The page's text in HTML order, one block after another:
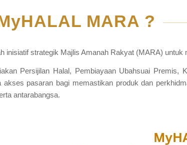
MARA ?
inisiatif strategik Majlis Amanah Rakyat (MARA)
Persijilan Halal, Pembiayaan Ubahsuai Premis,
akses pasaran bagi memastikan produk dan
antarabangsa.